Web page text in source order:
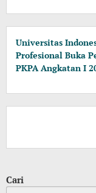
Universitas
Profesional Buka
PKPA Angkatan I
hingga KPK
Cari